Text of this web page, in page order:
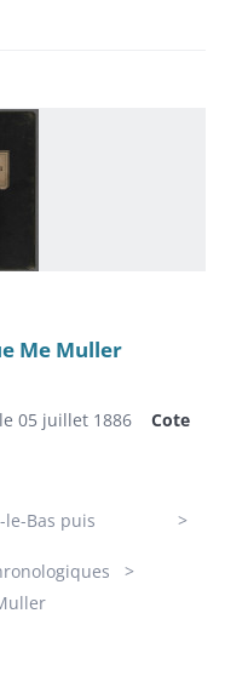
Me Muller
05 juillet 1886
Cote
le-Bas puis